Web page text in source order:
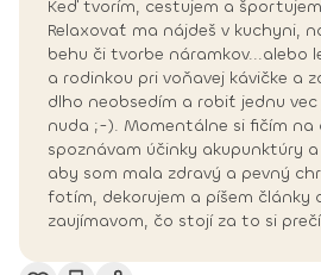
Keď tvorím, cestujem a
Relaxovať ma nájdeš v kuchyni,
behu či tvorbe náramkov...alebo
a rodinkou pri voňavej kávičke a
dlho neobsedím a robiť jednu
nuda ;-). Momentálne si fičím na
spoznávam účinky akupunktúry
aby som mala zdravý a pevný
fotím, dekorujem a píšem články
zaujímavom, čo stojí za to si